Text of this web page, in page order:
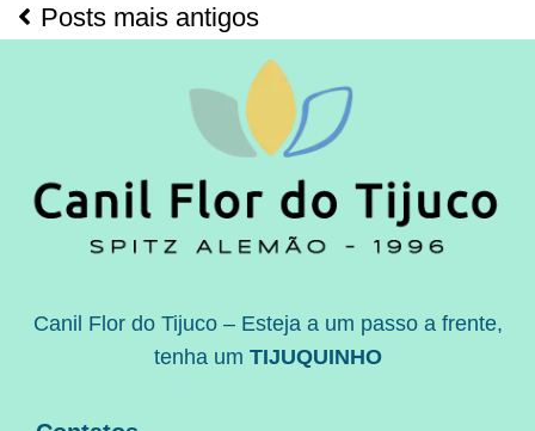
Posts mais antigos
Canil Flor do Tijuco – Esteja a um passo a frente,
tenha um TIJUQUINHO